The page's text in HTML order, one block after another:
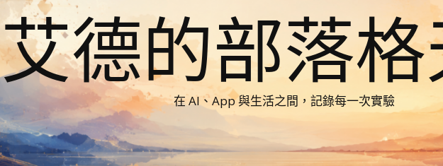
艾德的部落
在 AI、App 與生活之間，記錄每一次實驗